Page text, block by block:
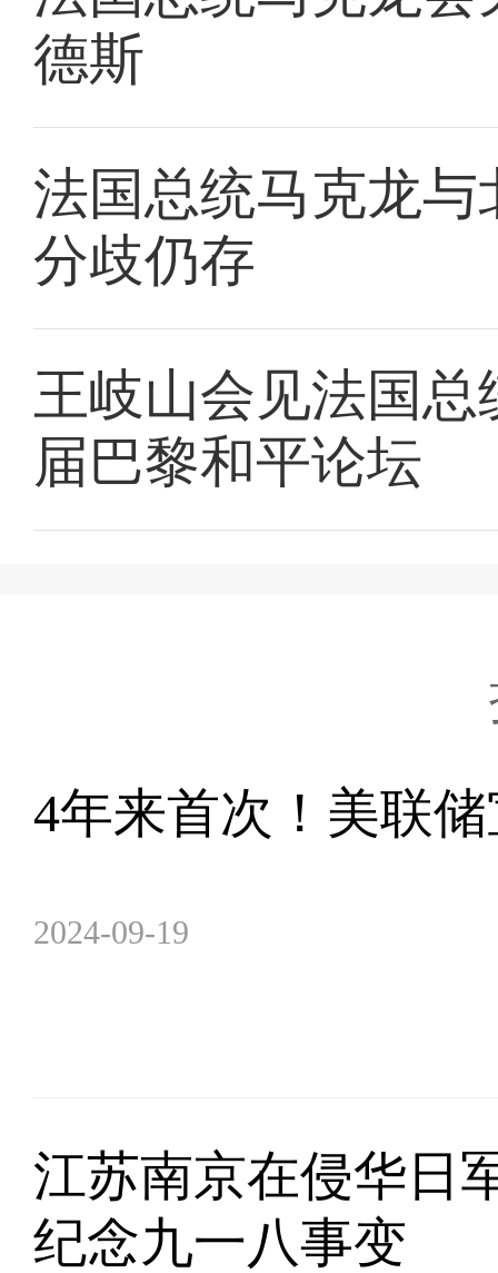
德斯
法国总统马克龙
分歧仍存
王岐山会见法国
届巴黎和平论坛
4年来首次！美联
2024-09-19
江苏南京在侵华日
纪念九一八事变